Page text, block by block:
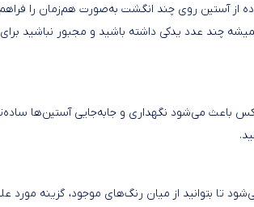
از آستین روی چند انگشت به‌صورت هم‌زمان را
چند عدد یدکی داشته باشید و مجبور نباشید برای
باعث می‌شود نگهداری و جابه‌جایی آستین‌ها ساده‌تر
تا بتوانید از میان رنگ‌های موجود، گزینه مورد